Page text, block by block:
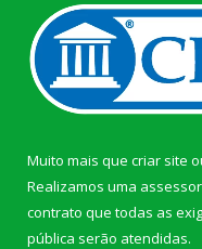
Muito mais que criar site
Realizamos uma
contrato que todas as
pública serão atendidas.